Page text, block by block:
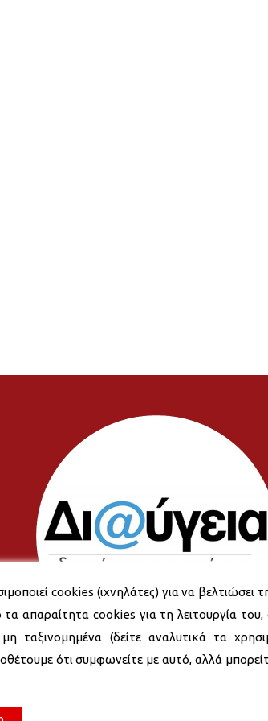
cookies (ιχνηλάτες) για να βελτιώσει
τα απαραίτητα cookies για τη λειτουργία
ταξινομημένα (δείτε αναλυτικά τα
ότι συμφωνείτε με αυτό, αλλά